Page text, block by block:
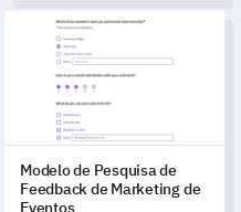
sintomas relacionados a
transtornos de humor.
de Datas para Eventos
Modelo de Pesquisa de
Modelo de Pesquisa de
Feedback de Marketing de
Eventos